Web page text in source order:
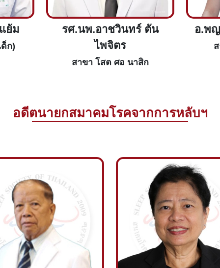
ย้ม
ก)
รศ.นพ.อาชวินทร์ ตัน
ไพจิตร
สาขา โสต ศอ นาสิก
อ.พ
อดีตนายกสมาคมโรคจากการหลับฯ